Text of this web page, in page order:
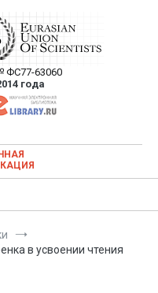
Ученых —
статей в
журнале
63060
года
научных статей в
журнале
в усвоении чтения